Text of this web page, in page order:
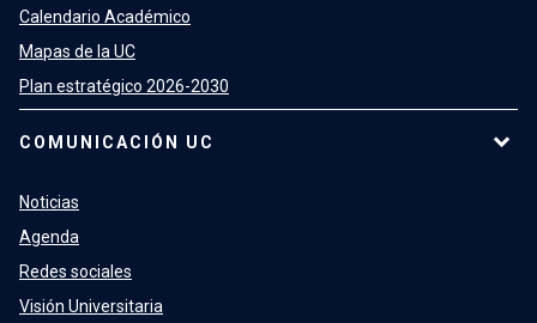
Calendario Académico
Mapas de la UC
Plan estratégico 2026-2030
COMUNICACIÓN UC
Noticias
Agenda
Redes sociales
Visión Universitaria